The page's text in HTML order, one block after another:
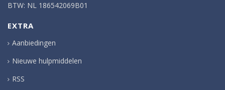
BTW: NL 186542069B01
EXTRA
Aanbiedingen
Nieuwe hulpmiddelen
RSS